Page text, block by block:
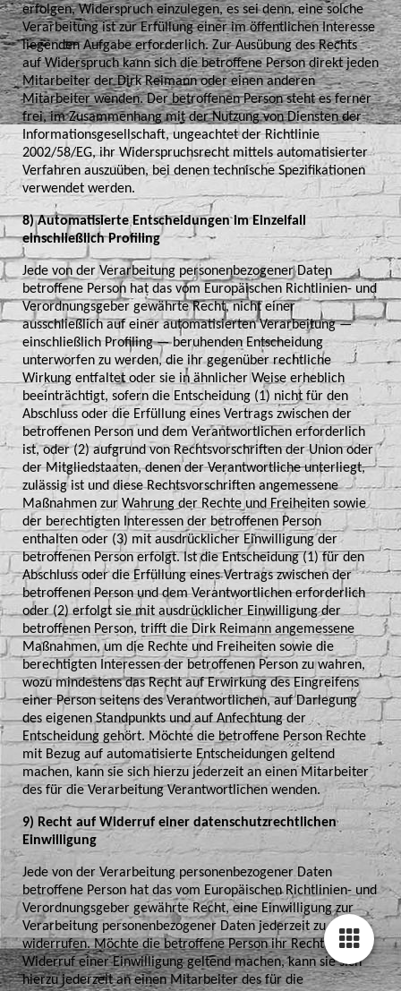
erfolgen, Widerspruch einzulegen, es sei denn, eine solche
Verarbeitung ist zur Erfüllung einer im öffentlichen Interesse
liegenden Aufgabe erforderlich. Zur Ausübung des Rechts
auf Widerspruch kann sich die betroffene Person direkt jeden
Mitarbeiter der Dirk Reimann oder einen anderen
Mitarbeiter wenden. Der betroffenen Person steht es ferner
frei, im Zusammenhang mit der Nutzung von Diensten der
Informationsgesellschaft, ungeachtet der Richtlinie
2002/58/EG, ihr Widerspruchsrecht mittels automatisierter
Verfahren auszuüben, bei denen technische Spezifikationen
verwendet werden.
8) Automatisierte Entscheidungen im Einzelfall
einschließlich Profiling
Jede von der Verarbeitung personenbezogener Daten
betroffene Person hat das vom Europäischen Richtlinien- und
Verordnungsgeber gewährte Recht, nicht einer
ausschließlich auf einer automatisierten Verarbeitung —
einschließlich Profiling — beruhenden Entscheidung
unterworfen zu werden, die ihr gegenüber rechtliche
Wirkung entfaltet oder sie in ähnlicher Weise erheblich
beeinträchtigt, sofern die Entscheidung (1) nicht für den
Abschluss oder die Erfüllung eines Vertrags zwischen der
betroffenen Person und dem Verantwortlichen erforderlich
ist, oder (2) aufgrund von Rechtsvorschriften der Union oder
der Mitgliedstaaten, denen der Verantwortliche unterliegt,
zulässig ist und diese Rechtsvorschriften angemessene
Maßnahmen zur Wahrung der Rechte und Freiheiten sowie
der berechtigten Interessen der betroffenen Person
enthalten oder (3) mit ausdrücklicher Einwilligung der
betroffenen Person erfolgt. Ist die Entscheidung (1) für den
Abschluss oder die Erfüllung eines Vertrags zwischen der
betroffenen Person und dem Verantwortlichen erforderlich
oder (2) erfolgt sie mit ausdrücklicher Einwilligung der
betroffenen Person, trifft die Dirk Reimann angemessene
Maßnahmen, um die Rechte und Freiheiten sowie die
berechtigten Interessen der betroffenen Person zu wahren,
wozu mindestens das Recht auf Erwirkung des Eingreifens
einer Person seitens des Verantwortlichen, auf Darlegung
des eigenen Standpunkts und auf Anfechtung der
Entscheidung gehört. Möchte die betroffene Person Rechte
mit Bezug auf automatisierte Entscheidungen geltend
machen, kann sie sich hierzu jederzeit an einen Mitarbeiter
des für die Verarbeitung Verantwortlichen wenden.
9) Recht auf Widerruf einer datenschutzrechtlichen
Einwilligung
Jede von der Verarbeitung personenbezogener Daten
betroffene Person hat das vom Europäischen Richtlinien- und
Verordnungsgeber gewährte Recht, eine Einwilligung zur
Verarbeitung personenbezogener Daten jederzeit zu
widerrufen. Möchte die betroffene Person ihr Recht auf
Widerruf einer Einwilligung geltend machen, kann sie sich
hierzu jederzeit an einen Mitarbeiter des für die